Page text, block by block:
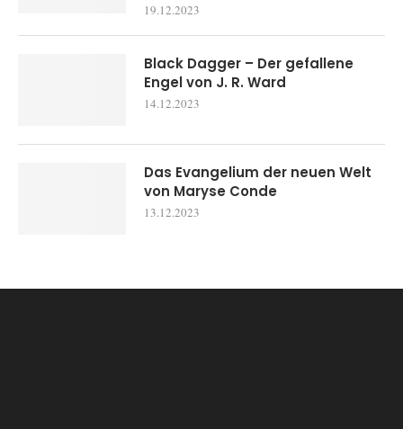
19.12.2023
Black Dagger – Der gefallene
Engel von J. R. Ward
14.12.2023
Das Evangelium der neuen Welt
von Maryse Conde
13.12.2023